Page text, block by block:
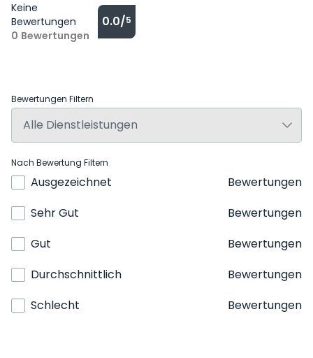
Keine
Bewertungen
0 Bewertungen
0.0/5
Bewertungen Filtern
Nach Bewertung Filtern
Ausgezeichnet
Bewertungen
Sehr Gut
Bewertungen
Gut
Bewertungen
Durchschnittlich
Bewertungen
Schlecht
Bewertungen